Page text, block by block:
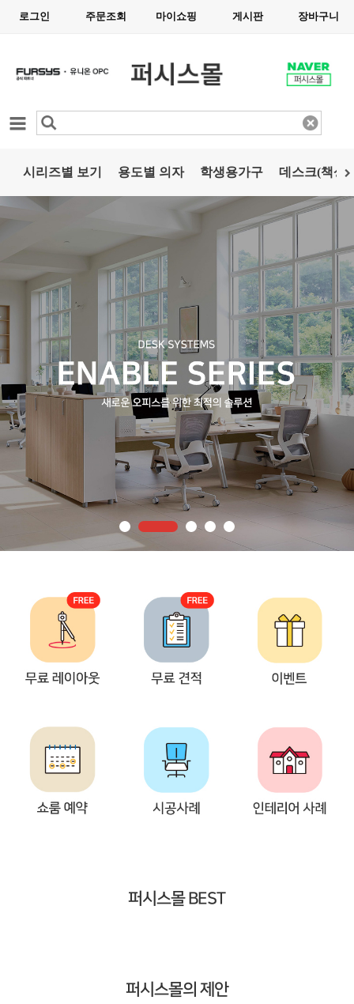
로그인 주문조회 마이쇼핑 게시판 장바구니
카테고리
시리즈별 보기 용도별 의자 학생용가구 데스크(책상)
퍼시스몰 BEST
퍼시스몰의 제안